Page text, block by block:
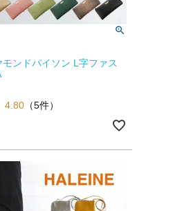
ンドパイソン L字ファス
4.80 （5件）